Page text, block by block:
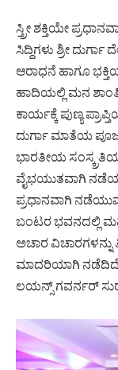
ಸ್ತ್ರೀ ಶಕ್ತಿಯೇ
ಸಿದ್ದಿಗಳು ಶ್ರೀ
ಆರಾಧನೆ ಹಾಗೂ
ಹಾದಿಯಲ್ಲಿ ಮನ
ಕಾರ್ಯಕ್ಕೆ ಪುಣ್ಯ
ದುರ್ಗಾ ಮಾತೆಯ
ಭಾರತೀಯ
ವೈಭಯುತವಾಗಿ
ಪ್ರಧಾನವಾಗಿ
ಬಂಟರ ಭವನದಲ್ಲಿ
ಅಚಾರ
ಮಾದರಿಯಾಗಿ ನಡೆದಿದೆ
ಲಯನ್ಸ್ ಗವರ್ನರ್